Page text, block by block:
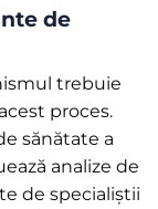
de
trebuie
proces.
sănătate a
analize de
de specialiștii